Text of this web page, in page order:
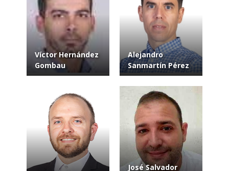
Víctor Hernández
Gombau
Alejandro
Sanmartín Pérez
José Salvador